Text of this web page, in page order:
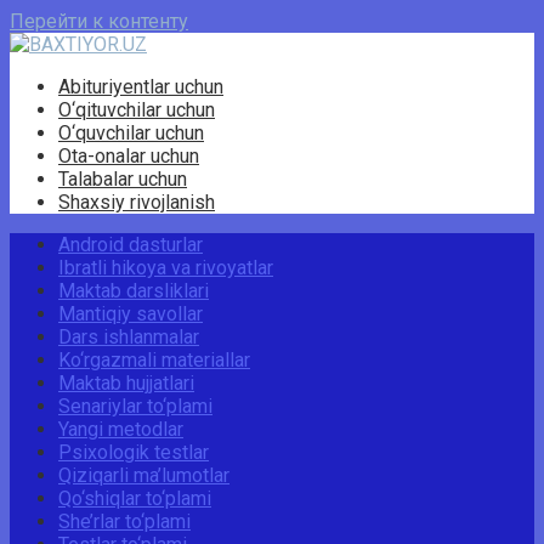
Перейти к контенту
Abituriyentlar uchun
O‘qituvchilar uchun
O‘quvchilar uchun
Ota-onalar uchun
Talabalar uchun
Shaxsiy rivojlanish
Android dasturlar
Ibratli hikoya va rivoyatlar
Maktab darsliklari
Mantiqiy savollar
Dars ishlanmalar
Ko‘rgazmali materiallar
Maktab hujjatlari
Senariylar to‘plami
Yangi metodlar
Psixologik testlar
Qiziqarli ma’lumotlar
Qo‘shiqlar to‘plami
She’rlar to‘plami